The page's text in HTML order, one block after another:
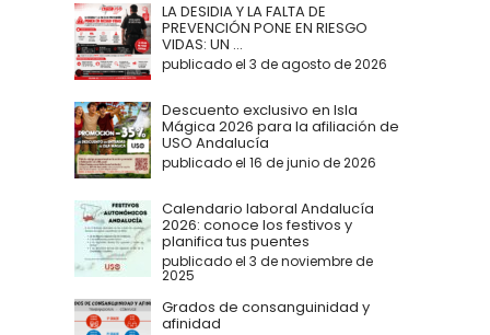
LA DESIDIA Y LA FALTA DE
PREVENCIÓN PONE EN RIESGO
VIDAS: UN ...
publicado el 3 de agosto de 2026
Descuento exclusivo en Isla
Mágica 2026 para la afiliación de
USO Andalucía
publicado el 16 de junio de 2026
Calendario laboral Andalucía
2026: conoce los festivos y
planifica tus puentes
publicado el 3 de noviembre de
2025
Grados de consanguinidad y
afinidad